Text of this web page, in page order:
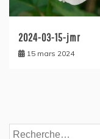
2024-03-15-jmr
15 mars 2024